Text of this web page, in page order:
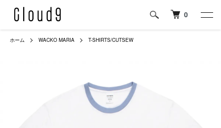
0
ホーム WACKO MARIA T-SHIRTS/CUTSEW